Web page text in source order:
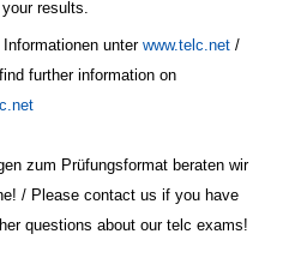
results.
Informationen unter www.telc.net/
further information on
zum Prüfungsformat beraten wir
/ Please contact us if you have
questions about our telc exams!